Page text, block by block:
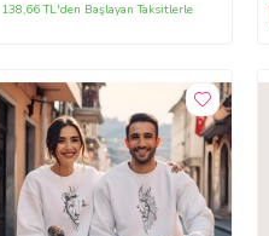
138,66 TL'den Başlayan Taksitlerle